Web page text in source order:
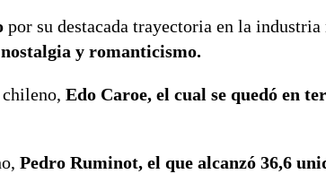
por su destacada trayectoria en la
y romanticismo.
Edo Caroe, el cual se quedó en
Pedro Ruminot, el que alcanzó 36,6